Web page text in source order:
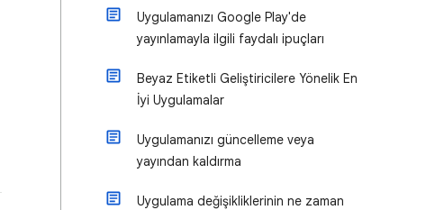
Uygulamanızı Google Play'de
yayınlamayla ilgili faydalı ipuçları
Beyaz Etiketli Geliştiricilere Yönelik En
İyi Uygulamalar
Uygulamanızı güncelleme veya
yayından kaldırma
Uygulama değişikliklerinin ne zaman